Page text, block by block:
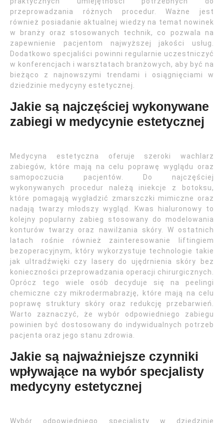
przeprowadzania różnych procedur. Ważne jest
również posiadanie aktualnej wiedzy na temat nowinek
w branży oraz stosowanych technik, co pozwala na
zapewnienie pacjentom najwyższej jakości usług.
Dodatkowo specjaliści powinni regularnie uczestniczyć
w konferencjach i warsztatach branżowych, aby być na
bieżąco z najnowszymi trendami i osiągnięciami w
dziedzinie medycyny estetycznej.
Jakie są najczęściej wykonywane
zabiegi w medycynie estetycznej
Medycyna estetyczna oferuje szeroki wachlarz
zabiegów, które mają na celu poprawę wyglądu oraz
samopoczucia pacjentów. Do najczęściej
wykonywanych procedur należą iniekcje z botoksu,
które pomagają wygładzić zmarszczki mimiczne oraz
nadają twarzy młodszy wygląd. Kwas hialuronowy to
kolejny popularny zabieg stosowany do modelowania
konturów twarzy oraz nawilżania skóry. W ostatnich
latach rośnie również zainteresowanie liftingiem
bezoperacyjnym, który wykorzystuje technologie takie
jak ultradźwięki czy lasery do ujędrnienia skóry bez
konieczności przeprowadzania operacji chirurgicznych.
Oprócz tego wiele osób decyduje się na peelingi
chemiczne czy mikrodermabrazję, które mają na celu
poprawę struktury skóry oraz redukcję przebarwień.
Warto zaznaczyć, że wybór odpowiedniego zabiegu
powinien być dostosowany do indywidualnych potrzeb
pacjenta oraz jego stanu zdrowia.
Jakie są najważniejsze czynniki
wpływające na wybór specjalisty
medycyny estetycznej
Wybór odpowiedniego specjalisty w dziedzinie